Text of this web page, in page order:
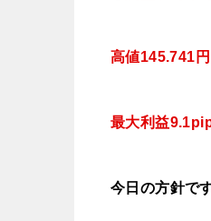
高値145.741円
最大利益
今日 の方針で